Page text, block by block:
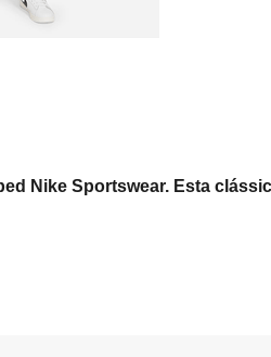
Nike Sportswear. Esta